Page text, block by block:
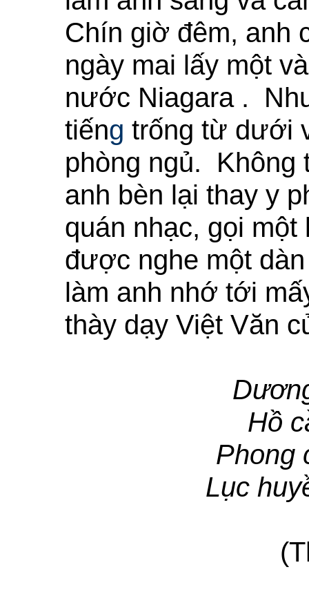
Chín giờ đêm, anh
ngày mai lấy một
nước Niagara .
tiếngtrống từ dưới
phòng ngủ. Không
anh bèn lại thay y
quán nhạc, gọi
được nghe một
làm anh nhớ tới
thày dạy Việt Văn
Hồ
Phong
Lục
(Thơ